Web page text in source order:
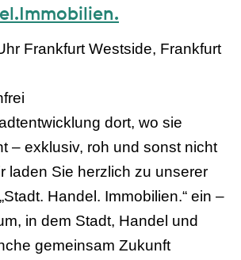
Frankfurt Westside, Frankfurt
dort, wo sie
– exklusiv, roh und sonst nicht
laden Sie herzlich zu unserer
Handel. Immobilien.“ ein –
in dem Stadt, Handel und
gemeinsam Zukunft